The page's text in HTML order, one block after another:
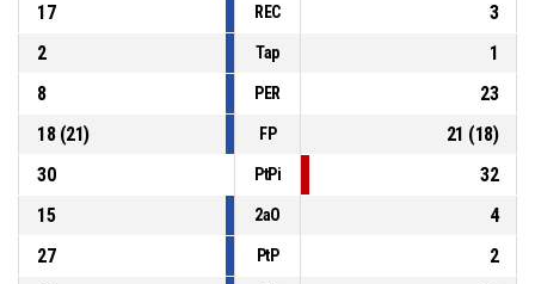
17
REC
3
2
Tap
1
8
PER
23
18(21) FP 21 (18)
30
PtPi
32
15
2aO
4
27
PtP
2